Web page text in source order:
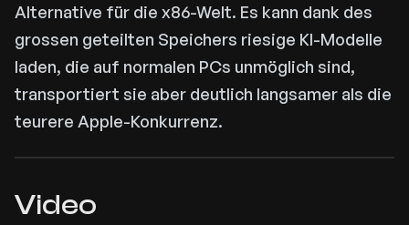
Alternative für die x86-Welt. Es kann dank des
grossen geteilten Speichers riesige KI-Modelle
laden, die auf normalen PCs unmöglich sind,
transportiert sie aber deutlich langsamer als die
teurere Apple-Konkurrenz.
Video